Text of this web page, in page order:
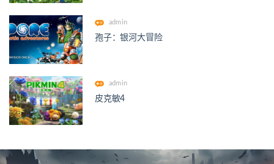
admin
孢子：银河大冒险
admin
皮克敏4